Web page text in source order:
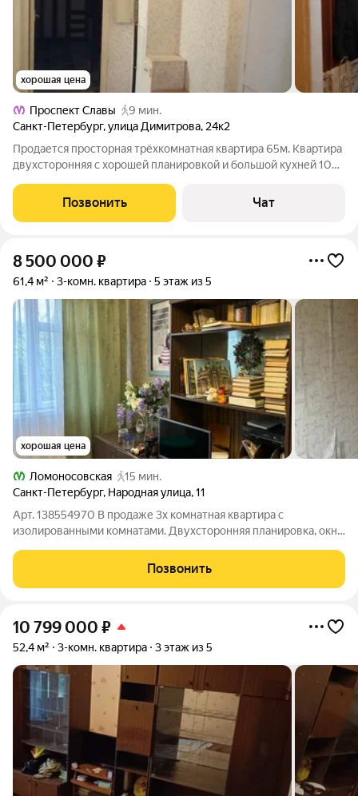
хорошая цена
Проспект Славы
9 мин.
Санкт-Петербург,улица Димитрова, 24к2
Продается просторная трёхкомнатная квартира 65м. Квартира
двухсторонняя с хорошей планировкой и большой кухней 10м.
комнатами и возможностью изолировать третью одной
перегородкой. В квартире
Позвонить Чат
8 500 000 ₽
61,4 м² 3-комн. квартира 5 этаж из 5
хорошая цена
Ломоносовская
15 мин.
Санкт-Петербург, Народная улица,11
Арт. 138554970 В продаже 3х комнатная квартира с
изолированными комнатами. Двухсторонняя планировка, окна
тишина обеспечена просторными зелеными дворами. где есть
спортивные и детские
Позвонить
10 799 000 ₽
52,4 м² 3-комн. квартира 3 этаж из 5